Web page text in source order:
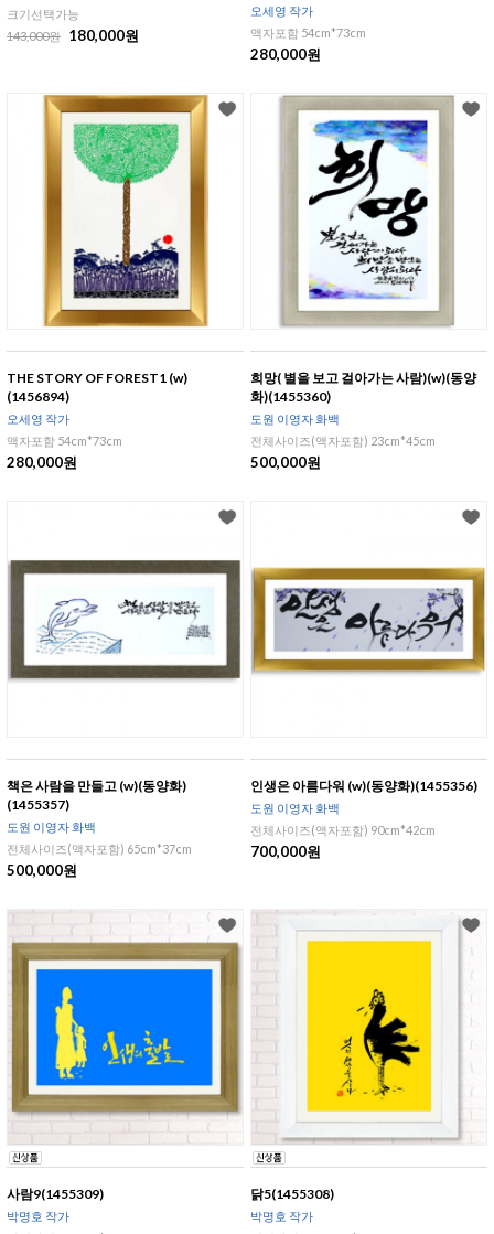
크기선택가능
143,000원
180,000원
오세영 작가
액자포함 54cm*73cm
280,000원
THE STORY OF FOREST1 (w)
(1456894)
오세영 작가
액자포함 54cm*73cm
280,000원
희망( 별을 보고 걸아가는 사람)(w)(동양
화)(1455360)
도원 이영자 화백
전체사이즈(액자포함) 23cm*45cm
500,000원
책은 사람을 만들고 (w)(동양화)
(1455357)
도원 이영자 화백
전체사이즈(액자포함) 65cm*37cm
500,000원
인생은 아름다워 (w)(동양화)(1455356)
도원 이영자 화백
전체사이즈(액자포함) 90cm*42cm
700,000원
사람9(1455309)
박명호 작가
닭5(1455308)
박명호 작가